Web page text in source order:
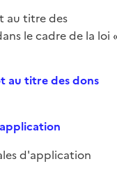
au titre des
le cadre de la loi
au titre des dons
d'application